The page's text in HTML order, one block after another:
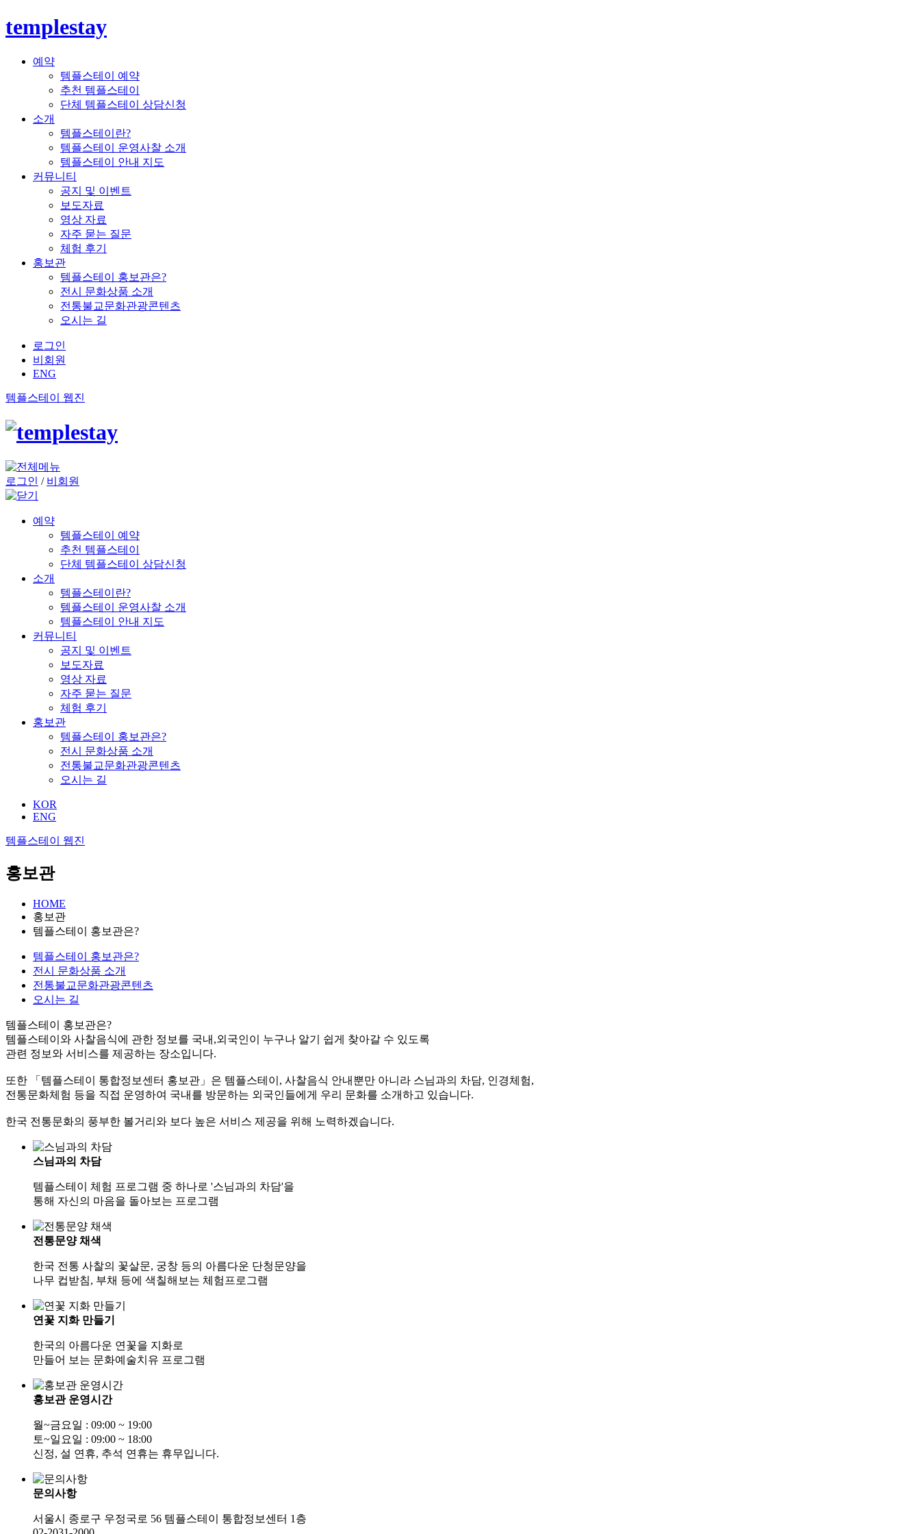
templestay
예약
템플스테이 예약
추천 템플스테이
단체 템플스테이 상담신청
소개
템플스테이란?
템플스테이 운영사찰 소개
템플스테이 안내 지도
커뮤니티
공지 및 이벤트
보도자료
영상 자료
자주 묻는 질문
체험 후기
홍보관
템플스테이 홍보관은?
전시 문화상품 소개
전통불교문화관광콘텐츠
오시는 길
로그인
비회원
ENG
템플스테이 웹진
로그인 / 비회원
예약
템플스테이 예약
추천 템플스테이
단체 템플스테이 상담신청
소개
템플스테이란?
템플스테이 운영사찰 소개
템플스테이 안내 지도
커뮤니티
공지 및 이벤트
보도자료
영상 자료
자주 묻는 질문
체험 후기
홍보관
템플스테이 홍보관은?
전시 문화상품 소개
전통불교문화관광콘텐츠
오시는 길
KOR
ENG
템플스테이 웹진
홍보관
HOME
홍보관
템플스테이 홍보관은?
템플스테이 홍보관은?
전시 문화상품 소개
전통불교문화관광콘텐츠
오시는 길
템플스테이 홍보관은?
템플스테이와 사찰음식에 관한 정보를 국내,외국인이 누구나 알기 쉽게 찾아갈 수 있도록
관련 정보와 서비스를 제공하는 장소입니다.
또한 「템플스테이 통합정보센터 홍보관」은 템플스테이, 사찰음식 안내뿐만 아니라 스님과의 차담, 인경체험,
전통문화체험 등을 직접 운영하여 국내를 방문하는 외국인들에게 우리 문화를 소개하고 있습니다.
한국 전통문화의 풍부한 볼거리와 보다 높은 서비스 제공을 위해 노력하겠습니다.
스님과의 차담
템플스테이 체험 프로그램 중 하나로 '스님과의 차담'을
통해 자신의 마음을 돌아보는 프로그램
전통문양 채색
한국 전통 사찰의 꽃살문, 궁창 등의 아름다운 단청문양을
나무 컵받침, 부채 등에 색칠해보는 체험프로그램
연꽃 지화 만들기
한국의 아름다운 연꽃을 지화로
만들어 보는 문화예술치유 프로그램
홍보관 운영시간
월~금요일 : 09:00 ~ 19:00
토~일요일 : 09:00 ~ 18:00
신정, 설 연휴, 추석 연휴는 휴무입니다.
문의사항
서울시 종로구 우정국로 56 템플스테이 통합정보센터 1층